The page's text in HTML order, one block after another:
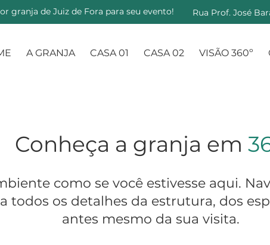
granja de Juiz de Fora para seu evento! Rua Prof. José
A GRANJA CASA 01 CASA 02 VISÃO 360º
Conheça a granja em
como se você estivesse aqui.
todos os detalhes da estrutura, dos
antes mesmo da sua visita.